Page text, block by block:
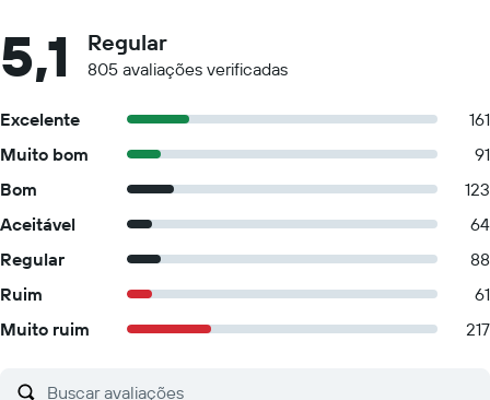
5,1 Regular
805 avaliações verificadas
Excelente
161
Muito bom
91
Bom
123
Aceitável
64
Regular
88
Ruim
61
Muito ruim
217